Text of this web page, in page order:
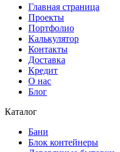
Главная страница
Проекты
Портфолио
Калькулятор
Контакты
Доставка
Кредит
О нас
Блог
Каталог
Бани
Блок контейнеры